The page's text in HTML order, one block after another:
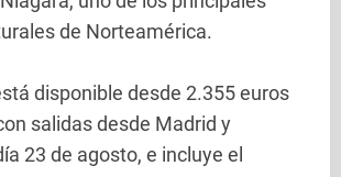
de Norteamérica.
disponible desde 2.355 euros
salidas desde Madrid y
23 de agosto, e incluye el